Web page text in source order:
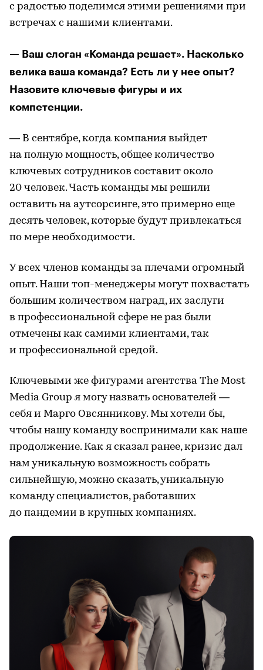
с радостью поделимся этими решениями при
встречах с нашими клиентами.
— Ваш слоган «Команда решает». Насколько
велика ваша команда? Есть ли у нее опыт?
Назовите ключевые фигуры и их
компетенции.
— В сентябре, когда компания выйдет
на полную мощность, общее количество
ключевых сотрудников составит около
20 человек. Часть команды мы решили
оставить на аутсорсинге, это примерно еще
десять человек, которые будут привлекаться
по мере необходимости.
У всех членов команды за плечами огромный
опыт. Наши топ-менеджеры могут похвастать
большим количеством наград, их заслуги
в профессиональной сфере не раз были
отмечены как самими клиентами, так
и профессиональной средой.
Ключевыми же фигурами агентства The Most
Media Group я могу назвать основателей —
себя и Марго Овсянникову. Мы хотели бы,
чтобы нашу команду воспринимали как наше
продолжение. Как я сказал ранее, кризис дал
нам уникальную возможность собрать
сильнейшую, можно сказать, уникальную
команду специалистов, работавших
до пандемии в крупных компаниях.